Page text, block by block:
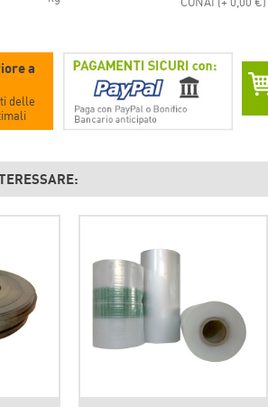
a
delle